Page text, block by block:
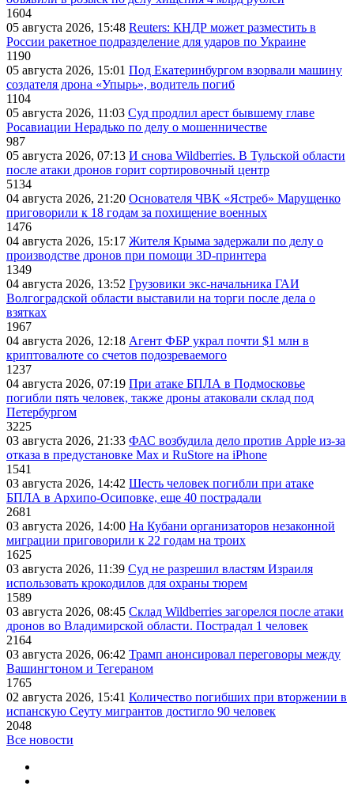
1604
05 августа 2026, 15:48 Reuters: КНДР может разместить в
России ракетное подразделение для ударов по Украине
1190
05 августа 2026, 15:01 Под Екатеринбургом взорвали машину
создателя дрона «Упырь», водитель погиб
1104
05 августа 2026, 11:03 Суд продлил арест бывшему главе
Росавиации Нерадько по делу о мошенничестве
987
05 августа 2026, 07:13 И снова Wildberries. В Тульской области
после атаки дронов горит сортировочный центр
5134
04 августа 2026, 21:20 Основателя ЧВК «Ястреб» Марущенко
приговорили к 18 годам за похищение военных
1476
04 августа 2026, 15:17 Жителя Крыма задержали по делу о
производстве дронов при помощи 3D‑принтера
1349
04 августа 2026, 13:52 Грузовики экс-начальника ГАИ
Волгоградской области выставили на торги после дела о
взятках
1967
04 августа 2026, 12:18 Агент ФБР украл почти $1 млн в
криптовалюте со счетов подозреваемого
1237
04 августа 2026, 07:19 При атаке БПЛА в Подмосковье
погибли пять человек, также дроны атаковали склад под
Петербургом
3225
03 августа 2026, 21:33 ФАС возбудила дело против Apple из-за
отказа в предустановке Max и RuStore на iPhone
1541
03 августа 2026, 14:42 Шесть человек погибли при атаке
БПЛА в Архипо-Осиповке, еще 40 пострадали
2681
03 августа 2026, 14:00 На Кубани организаторов незаконной
миграции приговорили к 22 годам на троих
1625
03 августа 2026, 11:39 Суд не разрешил властям Израиля
использовать крокодилов для охраны тюрем
1589
03 августа 2026, 08:45 Склад Wildberries загорелся после атаки
дронов во Владимирской области. Пострадал 1 человек
2164
03 августа 2026, 06:42 Трамп анонсировал переговоры между
Вашингтоном и Тегераном
1765
02 августа 2026, 15:41 Количество погибших при вторжении в
испанскую Сеуту мигрантов достигло 90 человек
2048
Все новости